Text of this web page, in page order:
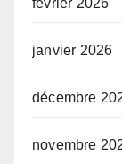
janvier 2026
décembre
novembre